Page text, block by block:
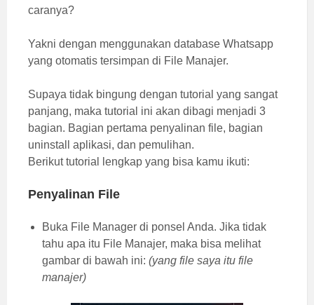
caranya?
Yakni dengan menggunakan database Whatsapp
yang otomatis tersimpan di File Manajer.
Supaya tidak bingung dengan tutorial yang sangat
panjang, maka tutorial ini akan dibagi menjadi 3
bagian. Bagian pertama penyalinan file, bagian
uninstall aplikasi, dan pemulihan.
Berikut tutorial lengkap yang bisa kamu ikuti:
Penyalinan File
Buka File Manager di ponsel Anda. Jika tidak
tahu apa itu File Manajer, maka bisa melihat
gambar di bawah ini: (yang file saya itu file
manajer)